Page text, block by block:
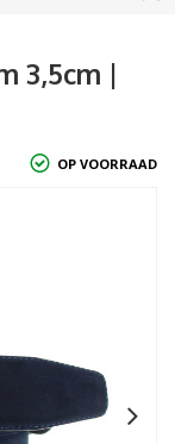
3,5cm |
OP VOORRAAD